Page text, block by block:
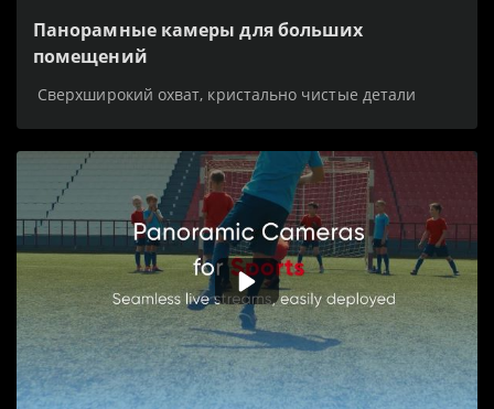
Панорамные камеры для больших
помещений
Сверхширокий охват, кристально чистые детали